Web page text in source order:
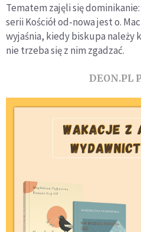
Tematem zajęli się
serii Kościół od-nowa jest o.
wyjaśnia, kiedy biskupa należy
nie trzeba się z nim zgadzać.
DEON.PL